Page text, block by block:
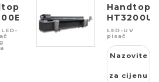
Handtop
HT3200UV
LED-UV
pisač
Nazovite
za cijenu